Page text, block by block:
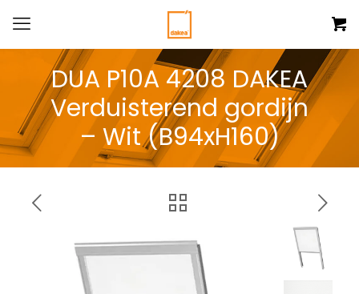
DUA P10A 4208 DAKEA
Verduisterend gordijn
– Wit (B94xH160)